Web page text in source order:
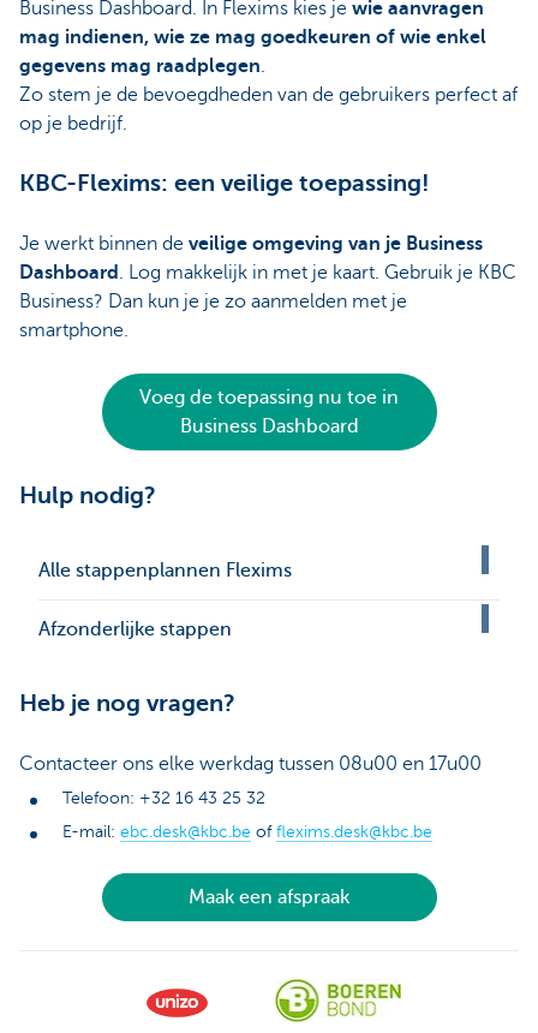
Business Dashboard. In Flexims kies je wie aanvragen
mag indienen, wie ze mag goedkeuren of wie enkel
gegevens mag raadplegen.
Zo stem je de bevoegdheden van de gebruikers perfect af
op je bedrijf.
KBC-Flexims: een veilige toepassing!
Je werkt binnen de veilige omgeving van je Business
Dashboard . Log makkelijk in met je kaart. Gebruik je KBC
Business? Dan kun je je zo aanmelden met je
smartphone.
Voeg de toepassing nu toe in
Business Dashboard
Hulp nodig?
Alle stappenplannen Flexims
Afzonderlijke stappen
Heb je nog vragen?
Contacteer ons elke werkdag tussen 08u00 en 17u00
Telefoon: +32 16 43 25 32
E-mail: ebc.desk@kbc.be of flexims.desk@kbc.be
Maak een afspraak